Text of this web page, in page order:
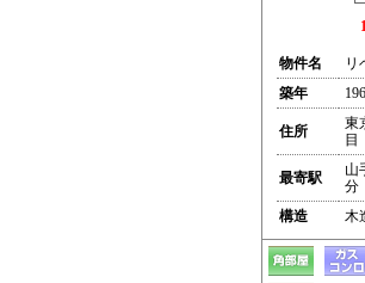
物件名
リ
築年
住所
東
目
最寄駅
山
分
構造
木